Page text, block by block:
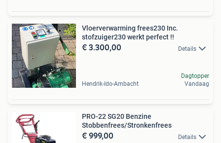
Vloerverwarming frees230 Inc.
stofzuiger230 werkt perfect !!
€ 3.300,00 Details
Hendrik-Ido-Ambacht
Dagtopper
Vandaag
PRO-22 SG20 Benzine
Stobbenfrees/Stronkenfrees
€ 999,00 Details